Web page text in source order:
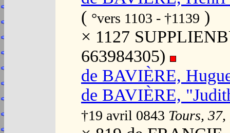
( °vers 1103 - †1139 )
× 1127
663984305)
de BAVIÈRE,
de BAVIÈRE,
†19 avril 0843 Tours,